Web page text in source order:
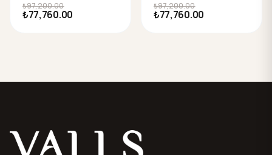
₺97,200.00
₺77,760.00
₺97,200.00
₺77,760.00
Valls® — site haritası ve iletişim